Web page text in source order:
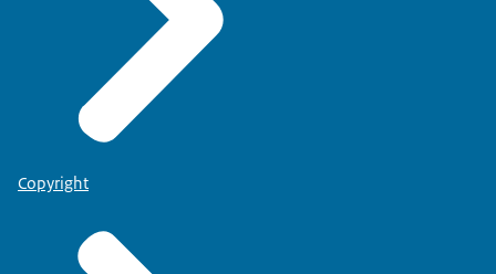
Copyright